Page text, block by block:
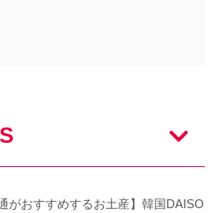
がおすすめするお土産】韓国DAISO